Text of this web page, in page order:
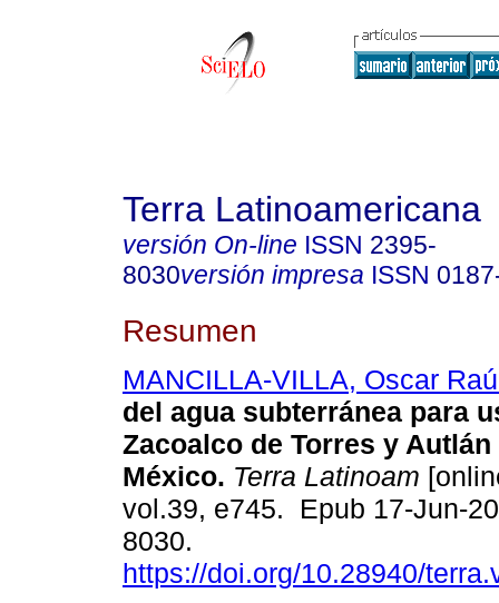
Terra Latinoamericana
versión On-line ISSN 2395-
8030versión impresa ISSN
Resumen
MANCILLA-VILLA, Oscar
del agua subterránea para
Zacoalco de Torres y
México. Terra Latinoam
vol.39, e745. Epub 17-Jun-
8030.
https://doi.org/10.28940/